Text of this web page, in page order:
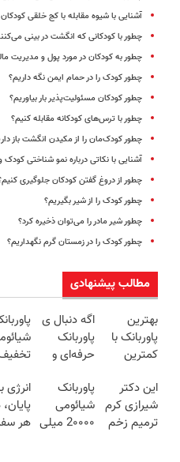
آشنایی با شیوه مقابله با کج خلقی کودکان
چطور با کودکانی که انگشت در بینی
چطور به کودکان در مورد پول و مدیریت
چطور کودک را در حمام ایمن نگه داریم؟
چطور کودکان مسئولیت‌پذیر بار بیاوریم؟
چطور با ترس‌های کودکانه مقابله کنیم؟
چطور کودک‌مان را از مکیدن انگشت باز
آشنایی با نکاتی درباره نمو شناختی کودک
چطور از دروغ گفتن کودکان جلوگیری
چطور کودک را از شیر بگیریم؟
چطور شیر مادر را می‌توان ذخیره کرد؟
چطور کودک را در زمستان گرم نگهداریم؟
مطالب پیشنهادی
بهترین
پاوربانک با
کمترین
اگه دنبال ی
پاوربانک
حرفه‌ای و
مناسبی
تخفیف رو
از دست نده
این دکتر
شیرازی کرم
ترمیم زخم
پاوربانک
شیائومی
2۰۰۰۰ میلی
انرژی
هر